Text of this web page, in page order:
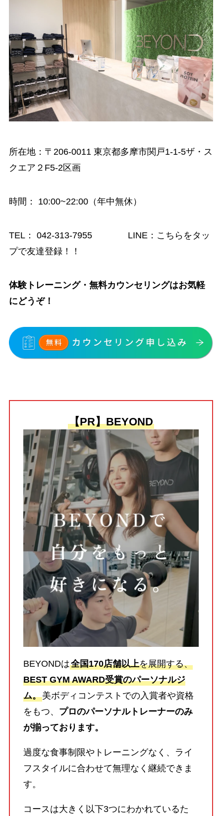
所在地：〒206-0011 東京都多摩市関戸1-1-5ザ・ス
クエア２F5-2区画
時間 ： 10:00~22:00（年中無休）
TEL： 042-313-7955LINE： こちらをタッ
プで友達登録！！
体験トレーニング・無料カウンセリングはお気軽
にどうぞ！
【PR】BEYOND
BEYONDは全国170店舗以上を展開する、
BEST GYM AWARD受賞のパーソナルジ
ム。美ボディコンテストでの入賞者や資格
をもつ、 プロのパーソナルトレーナーのみ
が揃っております。
過度な食事制限やトレーニングなく、ライ
フスタイルに合わせて無理なく継続できま
す。
コースは大きく以下3つにわかれているた